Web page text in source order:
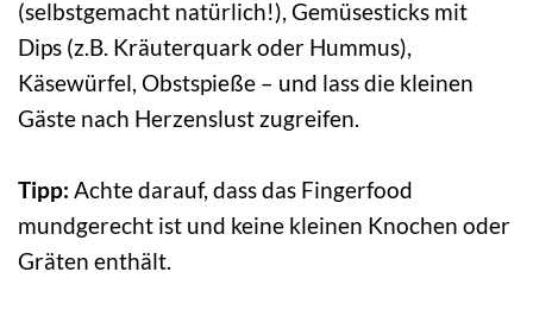
(selbstgemacht natürlich!), Gemüsesticks mit
Dips (z.B. Kräuterquark oder Hummus),
Käsewürfel, Obstspieße – und lass die kleinen
Gäste nach Herzenslust zugreifen.
Tipp: Achte darauf, dass das Fingerfood
mundgerecht ist und keine kleinen Knochen oder
Gräten enthält.